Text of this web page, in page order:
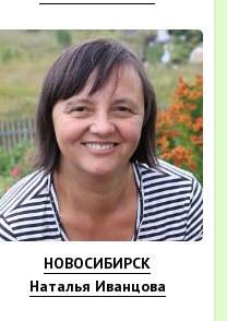
НОВОСИБИРСК
Наталья Иванцова